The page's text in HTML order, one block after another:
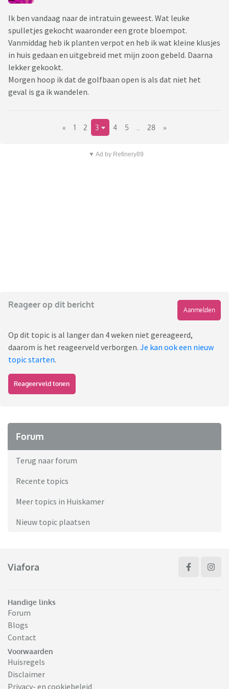
Ik ben vandaag naar de intratuin geweest. Wat leuke
spulletjes gekocht waaronder een grote bloempot.
Vanmiddag heb ik planten verpot en heb ik wat kleine klusjes
in huis gedaan en uitgebreid met mijn zoon gebeld. Daarna
lekker gekookt.
Morgen hoop ik dat de golfbaan open is als dat niet het
geval is ga ik wandelen.
« 1 2 3 4 5 28 »
▼ Ad by Refinery89
Reageer op dit bericht
Aanmelden
Op dit topic is al langer dan 4 weken niet gereageerd,
daarom is het reageerveld verborgen. Je kan ook een nieuw
topic starten.
Reageerveld tonen
Forum
Terug naar forum
Recente topics
Meer topics in Huiskamer
Nieuw topic plaatsen
Viafora
Handige links
Forum
Blogs
Contact
Voorwaarden
Huisregels
Disclaimer
Privacy- en cookiebeleid